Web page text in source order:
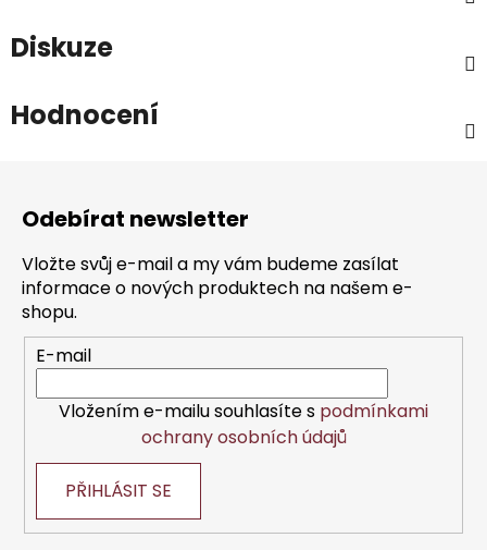
Diskuze
Hodnocení
Odebírat newsletter
Vložte svůj e-mail a my vám budeme zasílat
informace o nových produktech na našem e-
shopu.
E-mail
Vložením e-mailu souhlasíte s podmínkami
ochrany osobních údajů
PŘIHLÁSIT SE